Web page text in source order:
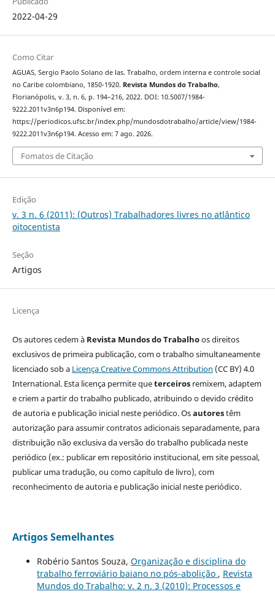
2022-04-29
Como Citar
AGUAS, Sergio Paolo Solano de las. Trabalho, ordem interna e controle social
no Caribe colombiano, 1850-1920. Revista Mundos do Trabalho,
Florianópolis, v. 3, n. 6, p. 194–216, 2022. DOI: 10.5007/1984-
9222.2011v3n6p194. Disponível em:
https://periodicos.ufsc.br/index.php/mundosdotrabalho/article/view/1984-
9222.2011v3n6p194. Acesso em: 7 ago. 2026.
Fomatos de Citação
Edição
v. 3 n. 6 (2011): (Outros) Trabalhadores livres no atlântico
oitocentista
Seção
Artigos
Licença
Os autores cedem à Revista Mundos do Trabalhoos direitos
exclusivos de primeira publicação, com o trabalho simultaneamente
licenciado sob a Licença Creative Commons Attribution (CC BY) 4.0
International. Esta licença permite queterceirosremixem, adaptem
e criem a partir do trabalho publicado, atribuindo o devido crédito
de autoria e publicação inicial neste periódico. Osautorestêm
autorização para assumir contratos adicionais separadamente, para
distribuição não exclusiva da versão do trabalho publicada neste
periódico (ex.: publicar em repositório institucional, em site pessoal,
publicar uma tradução, ou como capítulo de livro), com
reconhecimento de autoria e publicação inicial neste periódico.
Artigos Semelhantes
Robério Santos Souza, Organização e disciplina do
trabalho ferroviário baiano no pós-abolição , Revista
Mundos do Trabalho: v. 2 n. 3 (2010): Processos e